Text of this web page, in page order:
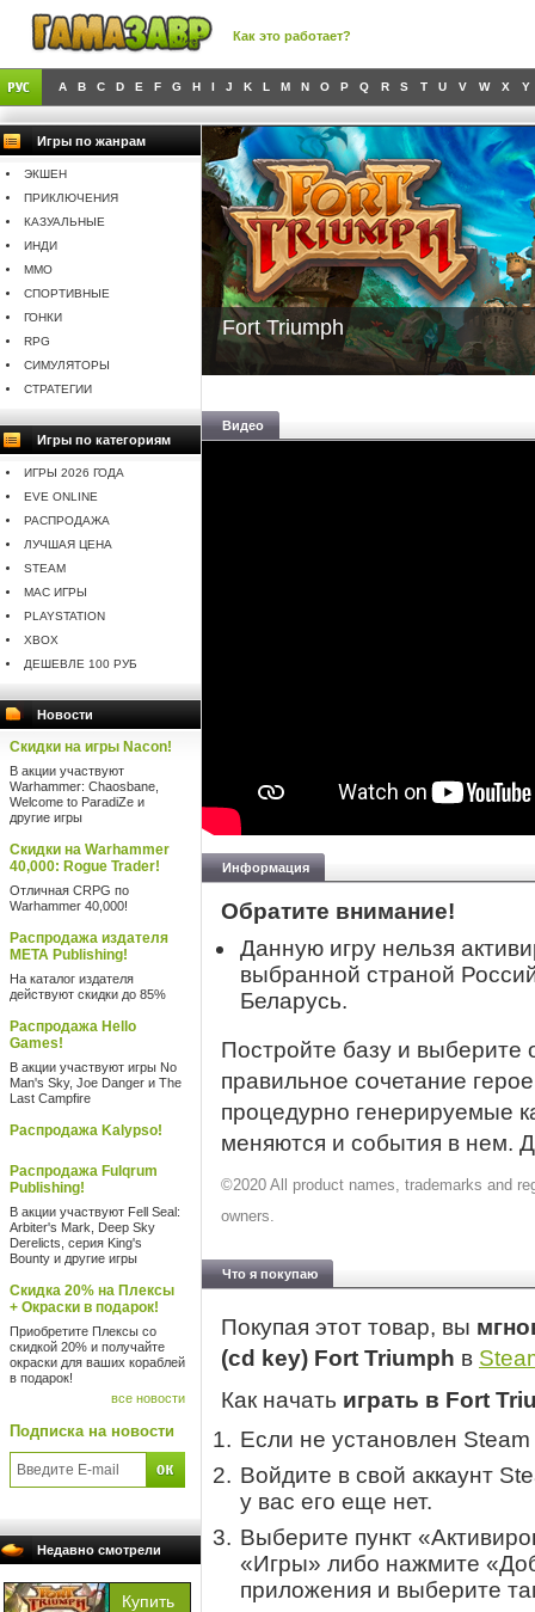
Как это работает?
A B C D E F G H I J K L M N O P Q R S T U V W X Y
Игры по жанрам
ЭКШЕН
ПРИКЛЮЧЕНИЯ
КАЗУАЛЬНЫЕ
ИНДИ
MMO
СПОРТИВНЫЕ
ГОНКИ
RPG
СИМУЛЯТОРЫ
СТРАТЕГИИ
Игры по категориям
ИГРЫ 2026 ГОДА
EVE ONLINE
РАСПРОДАЖА
ЛУЧШАЯ ЦЕНА
STEAM
MAC ИГРЫ
PLAYSTATION
XBOX
ДЕШЕВЛЕ 100 РУБ
Новости
Скидки на игры Nacon!
В акции участвуют
Warhammer: Chaosbane,
Welcome to ParadiZe и
другие игры
Скидки на Warhammer
40,000: Rogue Trader!
Отличная CRPG по
Warhammer 40,000!
Распродажа издателя
META Publishing!
На каталог издателя
действуют скидки до 85%
Распродажа Hello
Games!
В акции участвуют игры No
Man's Sky, Joe Danger и The
Last Campfire
Распродажа Kalypso!
Распродажа Fulqrum
Publishing!
В акции участвуют Fell Seal:
Arbiter's Mark, Deep Sky
Derelicts, серия King's
Bounty и другие игры
Скидка 20% на Плексы
+ Окраски в подарок!
Приобретите Плексы со
скидкой 20% и получайте
окраски для ваших кораблей
в подарок!
все новости
Подписка на новости
Недавно смотрели
Fort Triumph
Видео
Информация
Обратите внимание!
Данную игру нельзя
выбранной страной
Беларусь.
Постройте базу и
правильное сочетание
процедурно генерируемые
меняются и события в нем.
©2020 All product names, trademarks and
owners.
Что я покупаю
Покупая этот товар, вы
(cd key) Fort Triumph в
Как начать играть в Fort
Если не установлен
Войдите в свой аккаунт
у вас его еще нет.
Выберите пункт
«Игры» либо нажмите
приложения и выберите